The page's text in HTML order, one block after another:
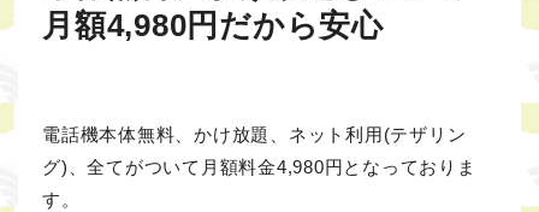
月額4,980円だから安心
電話機本体無料、かけ放題、ネット利用(テザリン
グ)、全てがついて月額料金4,980円となっておりま
す。